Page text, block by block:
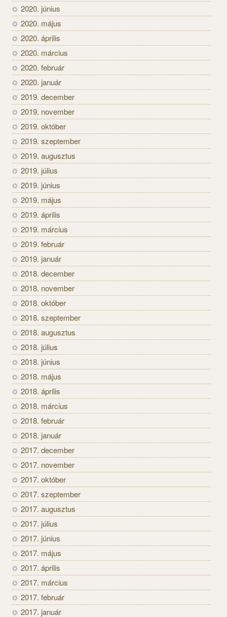
2020. június
2020. május
2020. április
2020. március
2020. február
2020. január
2019. december
2019. november
2019. október
2019. szeptember
2019. augusztus
2019. július
2019. június
2019. május
2019. április
2019. március
2019. február
2019. január
2018. december
2018. november
2018. október
2018. szeptember
2018. augusztus
2018. július
2018. június
2018. május
2018. április
2018. március
2018. február
2018. január
2017. december
2017. november
2017. október
2017. szeptember
2017. augusztus
2017. július
2017. június
2017. május
2017. április
2017. március
2017. február
2017. január